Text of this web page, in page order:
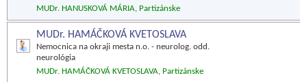
MUDr. HANUSKOVÁ MÁRIA, Partizánske
MUDr. HAMÁČKOVÁ KVETOSLAVA
Nemocnica na okraji mesta n.o. - neurolog. odd.
neurológia
MUDr. HAMÁČKOVÁ KVETOSLAVA, Partizánske